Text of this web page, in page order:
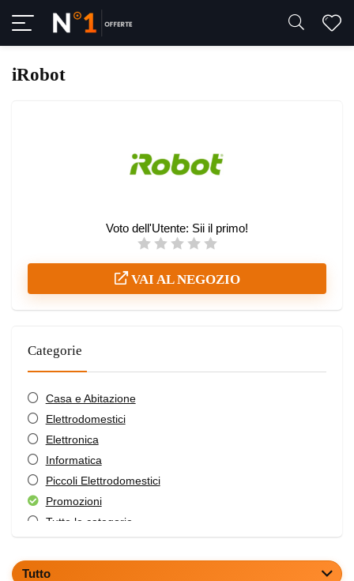
iRobot
Voto dell'Utente: Sii il primo!
VAI AL NEGOZIO
Categorie
Casa e Abitazione
Elettrodomestici
Elettronica
Informatica
Piccoli Elettrodomestici
Promozioni
Tutte le categorie
Tutto